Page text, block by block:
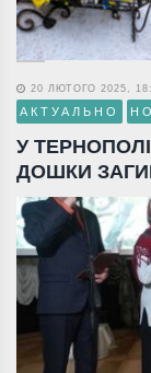
20 ЛЮТОГО 2025,
АКТУАЛЬНО
У
ДОШКИ